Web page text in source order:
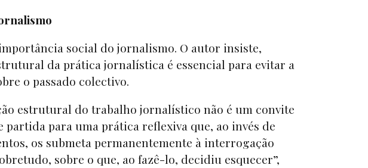
social do jornalismo. O autor insiste,
da prática jornalística é essencial para evitar a
o passado colectivo.
estrutural do trabalho jornalístico não é um convite
para uma prática reflexiva que, ao invés de
os submeta permanentemente à interrogação
sobre o que, ao fazê-lo, decidiu esquecer”,